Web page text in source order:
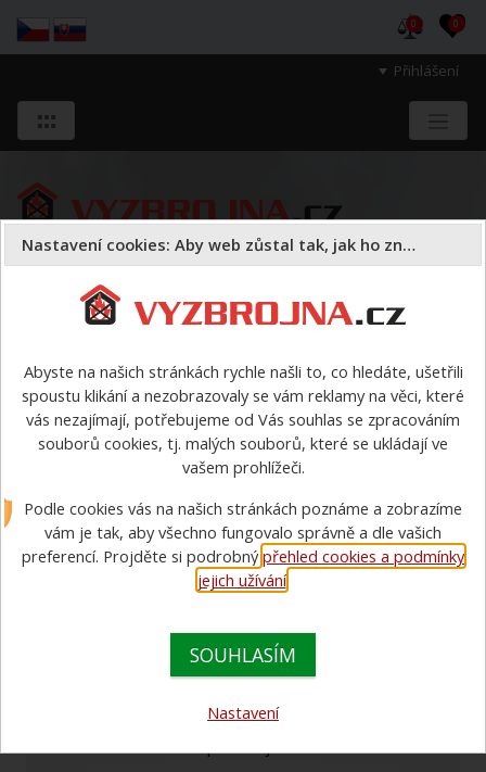
Přihlášení
0 0
a majetek druhých.
Oděvy vycházkové oděvy
vycházkové oděvy
Stejnokrojový předpis platný od
18.10.2025
Stejnokrojový předpis platný od 18.10.2025
Stejnokrojový předpis - hodnostní označení
Nastavení cookies: Aby web zůstal tak, jak ho znáte
Abyste na našich stránkách rychle našli to, co hledáte, ušetřili
spoustu klikání a nezobrazovaly se vám reklamy na věci, které
vás nezajímají, potřebujeme od Vás souhlas se zpracováním
souborů cookies, tj. malých souborů, které se ukládají ve
vašem prohlížeči.
Podle cookies vás na našich stránkách poznáme a zobrazíme
vám je tak, aby všechno fungovalo správně a dle vašich
preferencí. Projděte si podrobnýpřehled cookies a podmínky
jejich užívání.
SOUHLASÍM
Nastavení